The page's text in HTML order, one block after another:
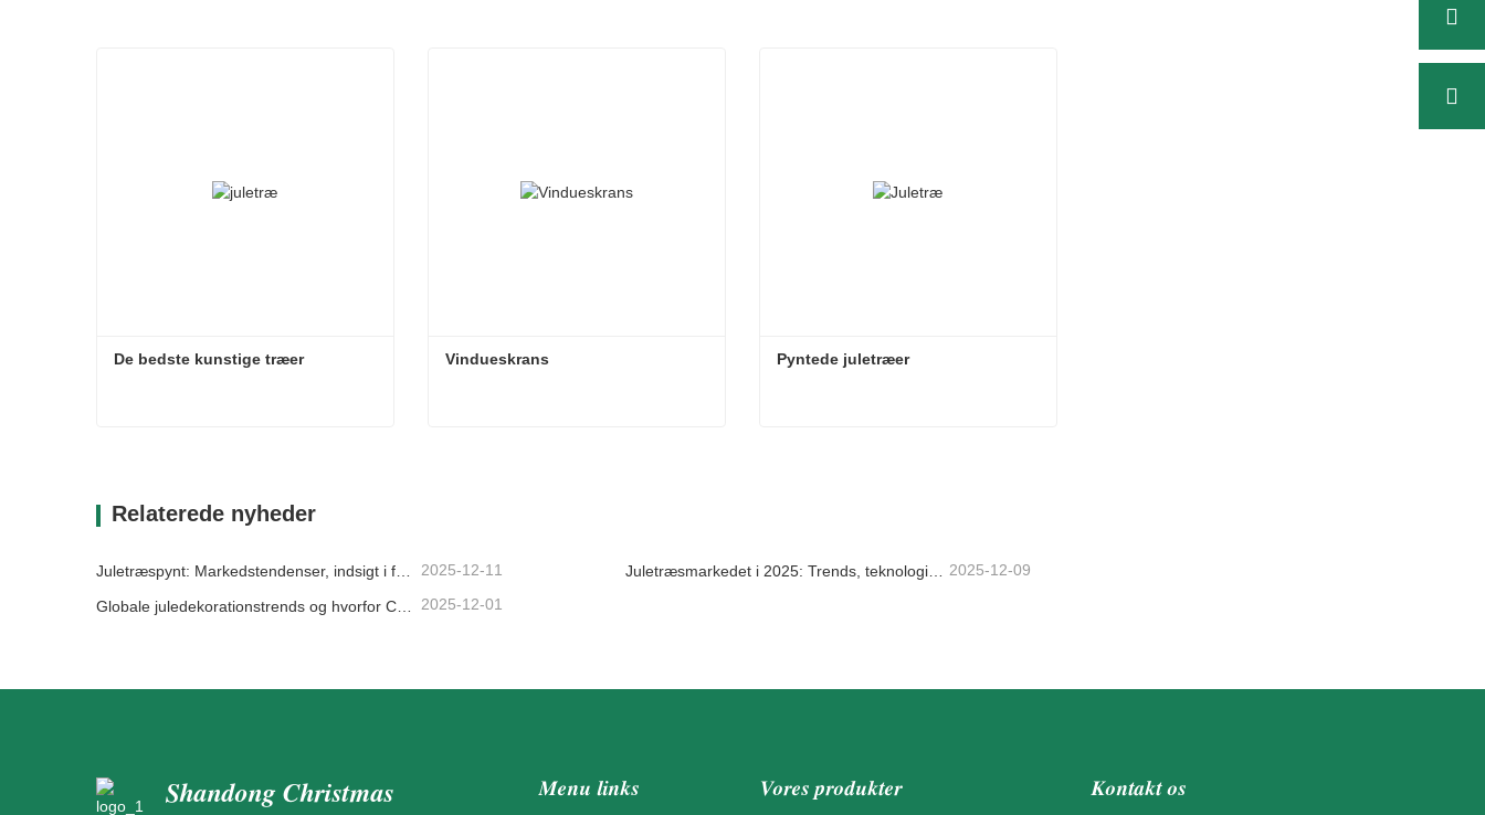
De bedste kunstige træer Vindueskrans Pyntede juletræer
Relaterede nyheder
Juletræspynt: Markedstendenser, indsigt i forsyningskæden og indkøbsguide 2025 2025-12-11 Juletræsmarkedet i 2025: Trends, teknologier og indkøbsguide til B2B-købere 2025-12-09
2025-12-01
Shandong Christmas
Menu links Vores produkter Kontakt os